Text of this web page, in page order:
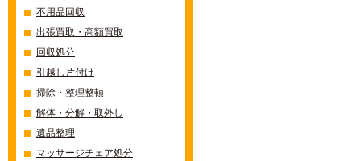
不用品回収
出張買取・高額買取
回収処分
引越し片付け
掃除・整理整頓
解体・分解・取外し
遺品整理
マッサージチェア処分